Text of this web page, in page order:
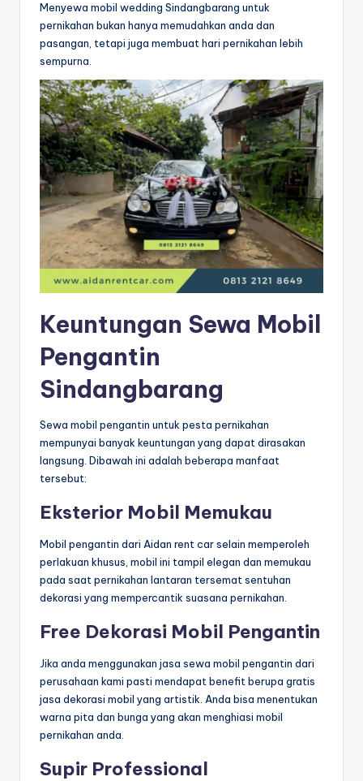
Menyewa mobil wedding Sindangbarang untuk
pernikahan bukan hanya memudahkan anda dan
pasangan, tetapi juga membuat hari pernikahan lebih
sempurna.
Keuntungan Sewa Mobil
Pengantin
Sindangbarang
Sewa mobil pengantin untuk pesta pernikahan
mempunyai banyak keuntungan yang dapat dirasakan
langsung. Dibawah ini adalah beberapa manfaat
tersebut:
Eksterior Mobil Memukau
Mobil pengantin dari Aidan rent car selain memperoleh
perlakuan khusus, mobil ini tampil elegan dan memukau
pada saat pernikahan lantaran tersemat sentuhan
dekorasi yang mempercantik suasana pernikahan.
Free Dekorasi Mobil Pengantin
Jika anda menggunakan jasa sewa mobil pengantin dari
perusahaan kami pasti mendapat benefit berupa gratis
jasa dekorasi mobil yang artistik. Anda bisa menentukan
warna pita dan bunga yang akan menghiasi mobil
pernikahan anda.
Supir Professional